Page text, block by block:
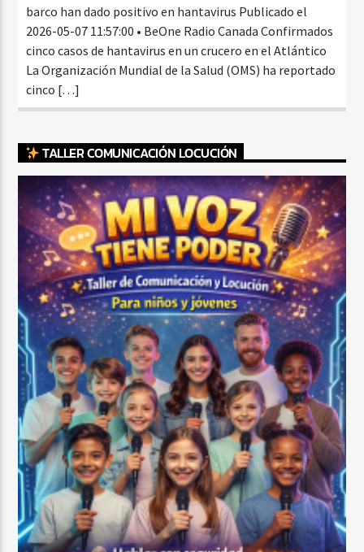
barco han dado positivo en hantavirus Publicado el
2026-05-07 11:57:00 • BeOne Radio Canada Confirmados
cinco casos de hantavirus en un crucero en el Atlántico
La Organización Mundial de la Salud (OMS) ha reportado
cinco […]
TALLER COMUNICACIÓN LOCUCIÓN